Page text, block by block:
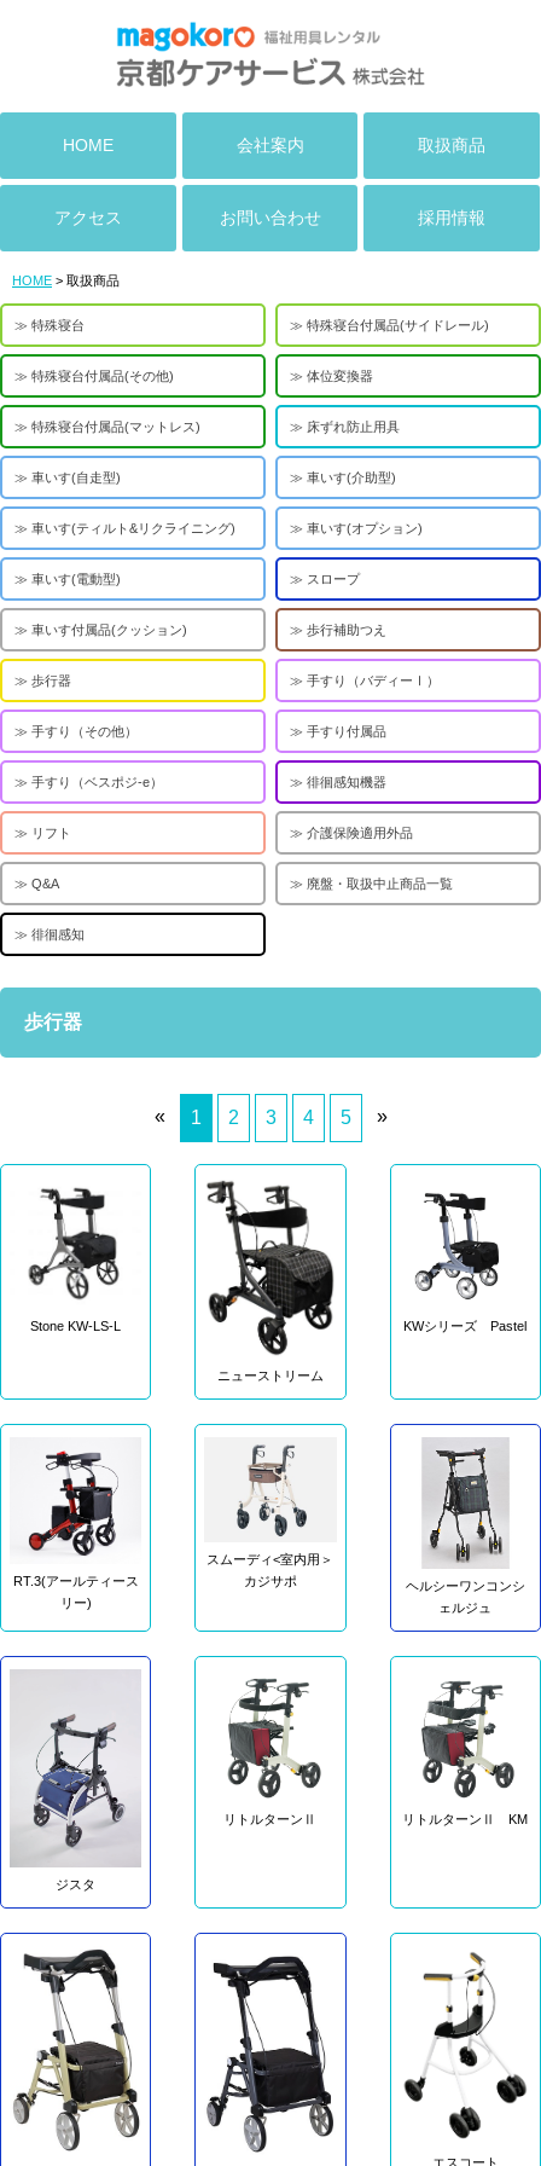
HOME 会社案内 取扱商品
アクセス お問い合わせ 採用情報
HOME > 取扱商品
特殊寝台 特殊寝台付属品(サイドレール)
特殊寝台付属品(その他) 体位変換器
特殊寝台付属品(マットレス) 床ずれ防止用具
車いす(自走型) 車いす(介助型)
車いす(ティルト&リクライニング) 車いす(オプション)
車いす(電動型) スロープ
車いす付属品(クッション) 歩行補助つえ
歩行器 手すり（バディーⅠ）
手すり（その他） 手すり付属品
手すり（ベスポジ-e） 徘徊感知機器
リフト 介護保険適用外品
Q&A 廃盤・取扱中止商品一覧
徘徊感知
歩行器
« 1 2 3 4 5 »
Stone KW-LS-L
ニューストリーム
KWシリーズ Pastel
RT.3(アールティース
リー)
スムーディ<室内用＞
カジサポ
ヘルシーワンコンシ
ェルジュ
ジスタ
リトルターンⅡ リトルターンⅡ KM
エスコート